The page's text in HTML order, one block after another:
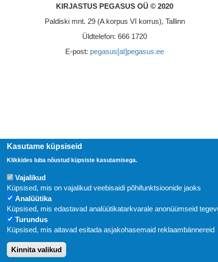
KIRJASTUS PEGASUS OÜ © 2020
Paldiski mnt. 29 (A korpus VI korrus), Tallinn
Üldtelefon: 666 1720
E-post: pegasus[at]pegasus.ee
Kasutame küpsiseid
Klikkides luba nõustud küpsiste kasutamisega.
Vajalikud
Küpsised, mis on vajalikud veebisaidi põhifunktsioonide jaoks
Analüütika
Küpsised, mis edastavad analüütikatarkvarale anonüümseid
Turundus
Küpsised, mis aitavad esitada asjakohasemaid reklaambännereid
Kinnita valikud